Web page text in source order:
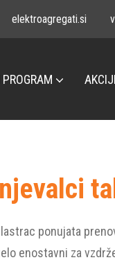
elektroagregati.si
ponujata
enostavni za